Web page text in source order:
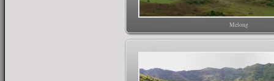
Melong